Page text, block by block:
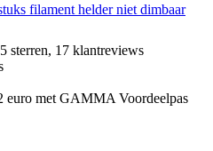
filament helder niet dimbaar
sterren, 17 klantreviews
euro met GAMMA Voordeelpas